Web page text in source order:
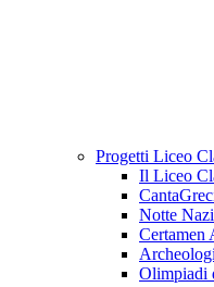
Progetti Liceo
Il Liceo
Notte
Certamen
Olimpiadi